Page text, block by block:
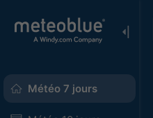
Météo 7 jours